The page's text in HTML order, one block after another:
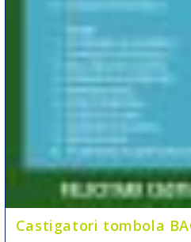
Castigatori tombola